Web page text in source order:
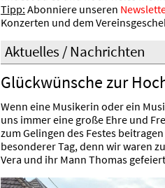
Tipp: Abonniere unseren
Konzerten und dem
Aktuelles / Nachrichten
Glückwünsche zur
Wenn eine Musikerin oder ein
uns immer eine große Ehre und
zum Gelingen des Festes
besonderer Tag, denn wir waren
Vera und ihr Mann Thomas